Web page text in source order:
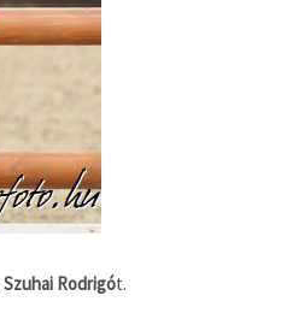
Szuhai Rodrigót.